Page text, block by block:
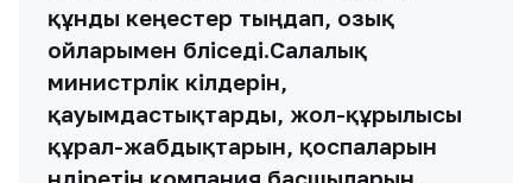
құнды кеңестер тыңдап, озық
ойларымен бөліседі.Салалық
министрлік өкілдерін,
қауымдастықтарды, жол-құрылысы
құрал-жабдықтарын, қоспаларын
өндіретін компания басшыларын,